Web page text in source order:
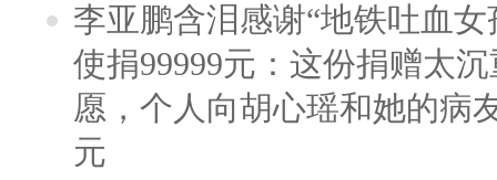
李亚鹏含泪感谢“地铁吐血
使捐99999元：这份捐赠太
愿，个人向胡心瑶和她的病
元